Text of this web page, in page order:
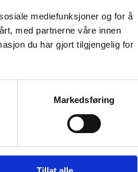
mediefunksjoner og for å
med partnerne våre innen
du har gjort tilgjengelig for
Markedsføring
nettside dedikert til
i hvordan du kan
Ta testen her –